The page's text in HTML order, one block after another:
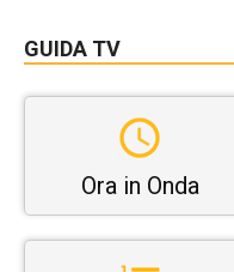
GUIDA TV
Ora in Onda